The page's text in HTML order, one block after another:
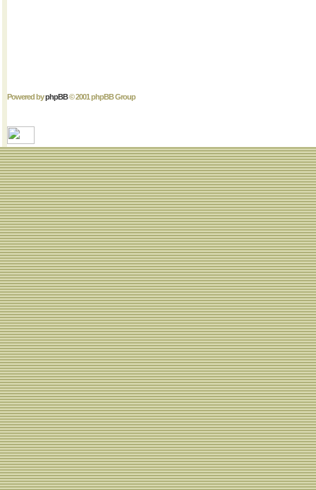
Powered byphpBB© 2001 phpBB Group